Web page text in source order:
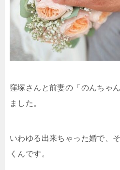
窪塚さんと前妻の「のんちゃ
ました。
いわゆる出来ちゃった婚で、
くんです。